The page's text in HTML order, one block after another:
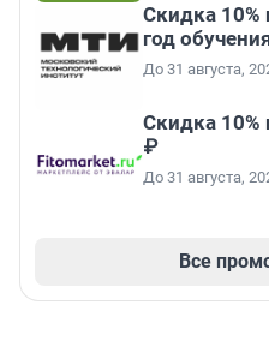
Скидка
год
До 31 августа,
Скидка 10%
₽
До 31 августа,
Все